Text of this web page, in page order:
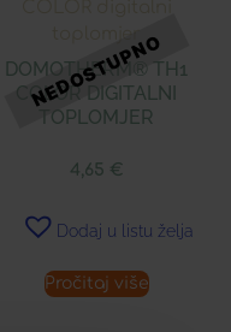
DOMOTHERM® TH1
COLOR DIGITALNI
TOPLOMJER
4,65 €
Dodaj u listu želja
Pročitaj više